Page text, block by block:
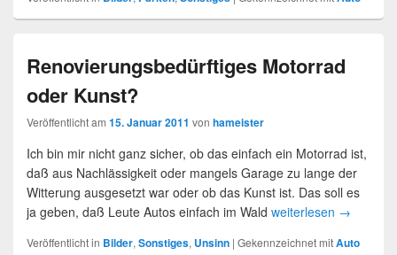
Renovierungsbedürftiges Motorrad
oder Kunst?
Veröffentlicht am 15. Januar 2011 von hameister
Ich bin mir nicht ganz sicher, ob das einfach ein Motorrad ist,
daß aus Nachlässigkeit oder mangels Garage zu lange der
Witterung ausgesetzt war oder ob das Kunst ist. Das soll es
ja geben, daß Leute Autos einfach im Wald weiterlesen →
Veröffentlicht in Bilder, Sonstiges, Unsinn | Gekennzeichnet mitAuto